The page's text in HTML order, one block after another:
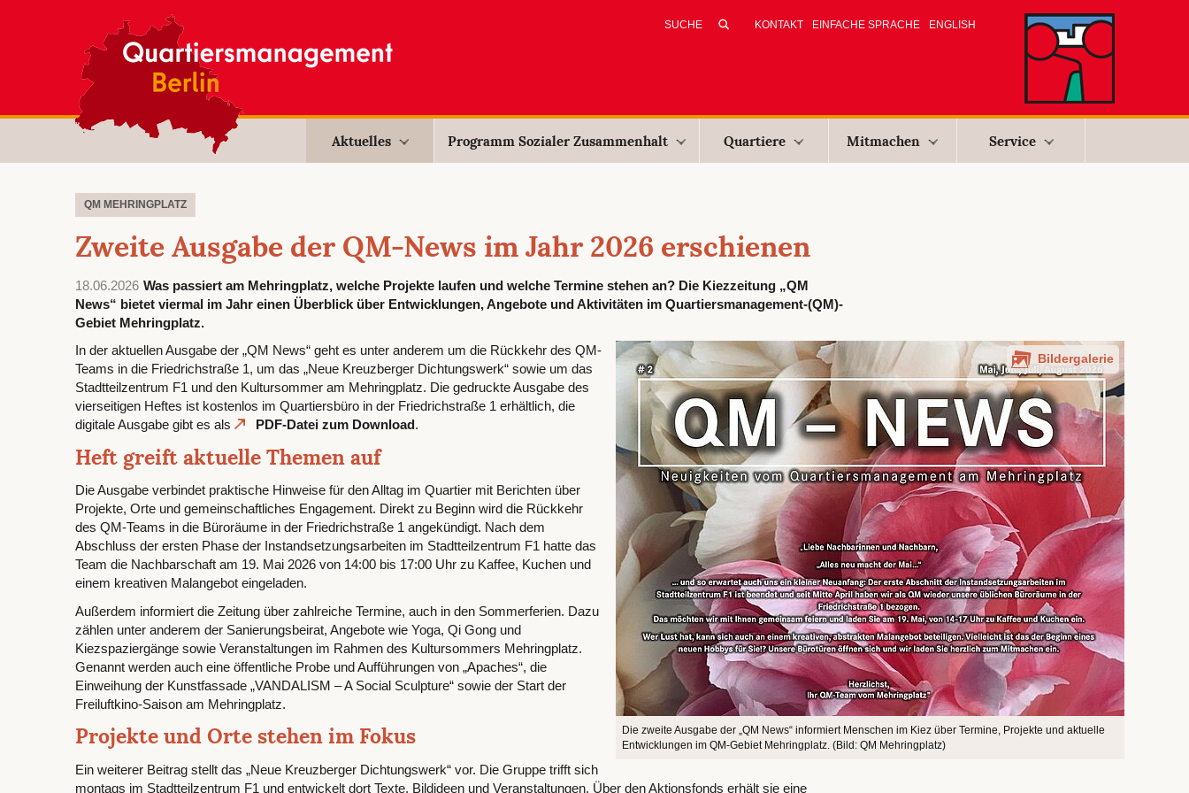
KONTAKT EINFACHE SPRACHE ENGLISH
Aktuelles Programm Sozialer Zusammenhalt Quartiere Mitmachen Service
QM MEHRINGPLATZ
Zweite Ausgabe der QM-News im Jahr 2026 erschienen
18.06.2026 Was passiert am Mehringplatz, welche Projekte laufen und welche Termine stehen an? Die Kiezzeitung „QM
News“ bietet viermal im Jahr einen Überblick über Entwicklungen, Angebote und Aktivitäten im Quartiersmanagement-(QM)-
Gebiet Mehringplatz.
Die zweite Ausgabe der „QM News“ informiert Menschen im Kiez über Termine, Projekte und aktuelle
Entwicklungen im QM-Gebiet Mehringplatz. (Bild: QM Mehringplatz)
Bildergalerie
In der aktuellen Ausgabe der „QM News“ geht es unter anderem um die Rückkehr des QM-
Teams in die Friedrichstraße 1, um das „Neue Kreuzberger Dichtungswerk“ sowie um das
Stadtteilzentrum F1 und den Kultursommer am Mehringplatz. Die gedruckte Ausgabe des
vierseitigen Heftes ist kostenlos im Quartiersbüro in der Friedrichstraße 1 erhältlich, die
digitale Ausgabe gibt es als
PDF-Datei zum Download.
Heft greift aktuelle Themen auf
Die Ausgabe verbindet praktische Hinweise für den Alltag im Quartier mit Berichten über
Projekte, Orte und gemeinschaftliches Engagement. Direkt zu Beginn wird die Rückkehr
des QM-Teams in die Büroräume in der Friedrichstraße 1 angekündigt. Nach dem
Abschluss der ersten Phase der Instandsetzungsarbeiten im Stadtteilzentrum F1 hatte das
Team die Nachbarschaft am 19. Mai 2026 von 14:00 bis 17:00 Uhr zu Kaffee, Kuchen und
einem kreativen Malangebot eingeladen.
Außerdem informiert die Zeitung über zahlreiche Termine, auch in den Sommerferien. Dazu
zählen unter anderem der Sanierungsbeirat, Angebote wie Yoga, Qi Gong und
Kiezspaziergänge sowie Veranstaltungen im Rahmen des Kultursommers Mehringplatz.
Genannt werden auch eine öffentliche Probe und Aufführungen von „Apaches“, die
Einweihung der Kunstfassade „VANDALISM – A Social Sculpture“ sowie der Start der
Freiluftkino-Saison am Mehringplatz.
Projekte und Orte stehen im Fokus
Ein weiterer Beitrag stellt das „Neue Kreuzberger Dichtungswerk“ vor. Die Gruppe trifft sich
montags im Stadtteilzentrum F1 und entwickelt dort Texte, Bildideen und Veranstaltungen. Über den Aktionsfonds erhält sie eine